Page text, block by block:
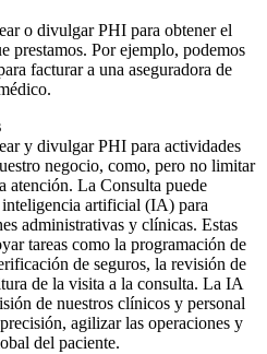
o divulgar PHI para obtener el
prestamos. Por ejemplo, podemos
facturar a una aseguradora de
y divulgar PHI para actividades
negocio, como, pero no limitar
atención. La Consulta puede
inteligencia artificial (IA) para
administrativas y clínicas. Estas
tareas como la programación de
de seguros, la revisión de
de la visita a la consulta. La IA
de nuestros clínicos y personal
agilizar las operaciones y
del paciente.